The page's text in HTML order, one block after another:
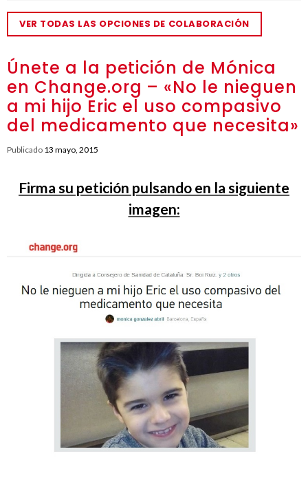
Únete a la petición de Mónica
en Change.org – «No le nieguen
a mi hijo Eric el uso compasivo
del medicamento que necesita»
Publicado 13 mayo, 2015
Firma su petición pulsando en la siguiente
imagen:
VER TODAS LAS OPCIONES DE COLABORACIÓN